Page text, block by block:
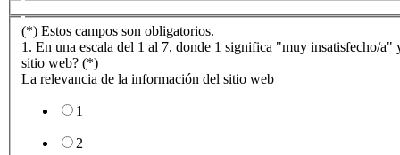
(*) Estos campos son obligatorios.
1. En una escala del 1 al 7, donde 1 significa "muy insatisfecho/
sitio web? (*)
La relevancia de la información del sitio web
1
2